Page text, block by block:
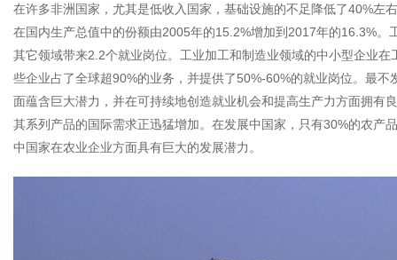
在许多非洲国家，尤其是低收入国家，基础设施的不足降低了40%左
在国内生产总值中的份额由2005年的15.2%增加到2017年的16.3%
其它领域带来2.2个就业岗位。工业加工和制造业领域的中小型企业
些企业占了全球超90%的业务，并提供了50%-60%的就业岗位。最
面蕴含巨大潜力，并在可持续地创造就业机会和提高生产力方面拥有
其系列产品的国际需求正迅猛增加。在发展中国家，只有30%的农产
中国家在农业企业方面具有巨大的发展潜力。